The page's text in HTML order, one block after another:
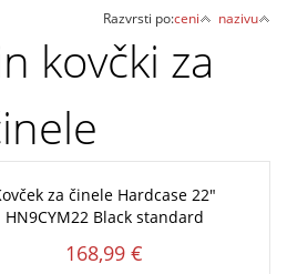
Razvrsti po:ceni nazivu
kovčki za
za činele Hardcase 22"
HN9CYM22 Black standard
168,99 €